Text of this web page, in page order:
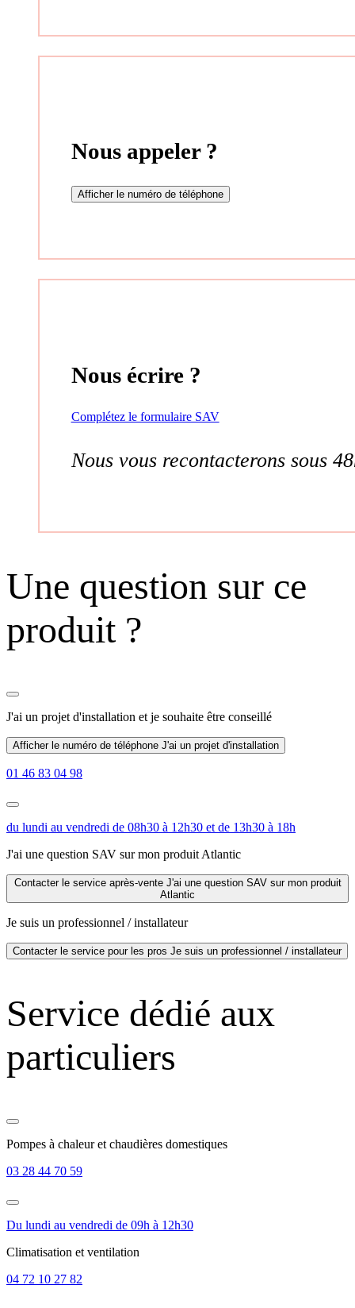
Nous appeler ?
Afficher le numéro de téléphone
Nous écrire ?
Complétez le formulaire SAV
Nous vous recontacterons sous
Une question sur ce
produit ?
J'ai un projet d'installation et je souhaite être conseillé
Afficher le numéro de téléphone J'ai un projet d'installation
01 46 83 04 98
du lundi au vendredi de 08h30 à 12h30 et de 13h30 à 18h
J'ai une question SAV sur mon produit Atlantic
Contacter le service après-vente J'ai une question SAV sur mon produit
Atlantic
Je suis un professionnel / installateur
Contacter le service pour les pros Je suis un professionnel / installateur
Service dédié aux
particuliers
Pompes à chaleur et chaudières domestiques
03 28 44 70 59
Du lundi au vendredi de 09h à 12h30
Climatisation et ventilation
04 72 10 27 82